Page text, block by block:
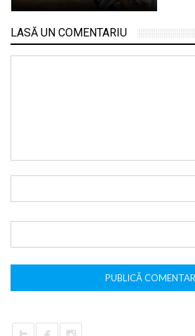
LASĂ UN COMENTARIU